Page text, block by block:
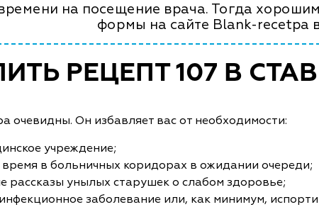
на посещение врача. Тогда
формы на сайте Blank-recetpa
РЕЦЕПТ 107 В
очевидны. Он избавляет вас от необходимости:
учреждение;
в больничных коридорах в ожидании очереди;
рассказы унылых старушек о слабом здоровье;
заболевание или, как минимум,